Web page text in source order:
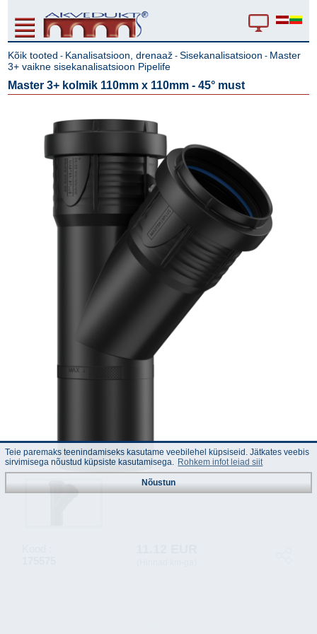
Kõik tooted - Kanalisatsioon, drenaaž -Sisekanalisatsioon - Master
3+ vaikne sisekanalisatsioon Pipelife
Master 3+ kolmik 110mm x 110mm - 45° must
Teie paremaks teenindamiseks kasutame veebilehel küpsiseid. Jätkates veebis
sirvimisega nõustud küpsiste kasutamisega. Rohkem infot leiad siit
Nõustun